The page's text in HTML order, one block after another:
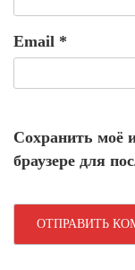
Email *
Сохранить моё
браузере для